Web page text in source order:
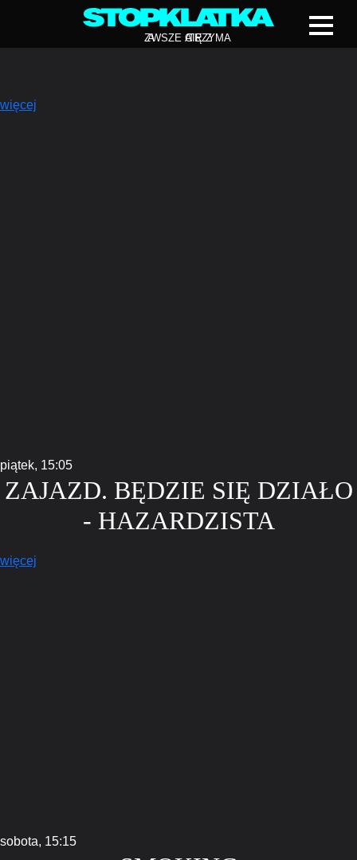
ZAWSZE CIĘ Z
ATRZYMA
więcej
piątek, 15:05
ZAJAZD. BĘDZIE SIĘ DZIAŁO
- HAZARDZISTA
więcej
sobota, 15:15